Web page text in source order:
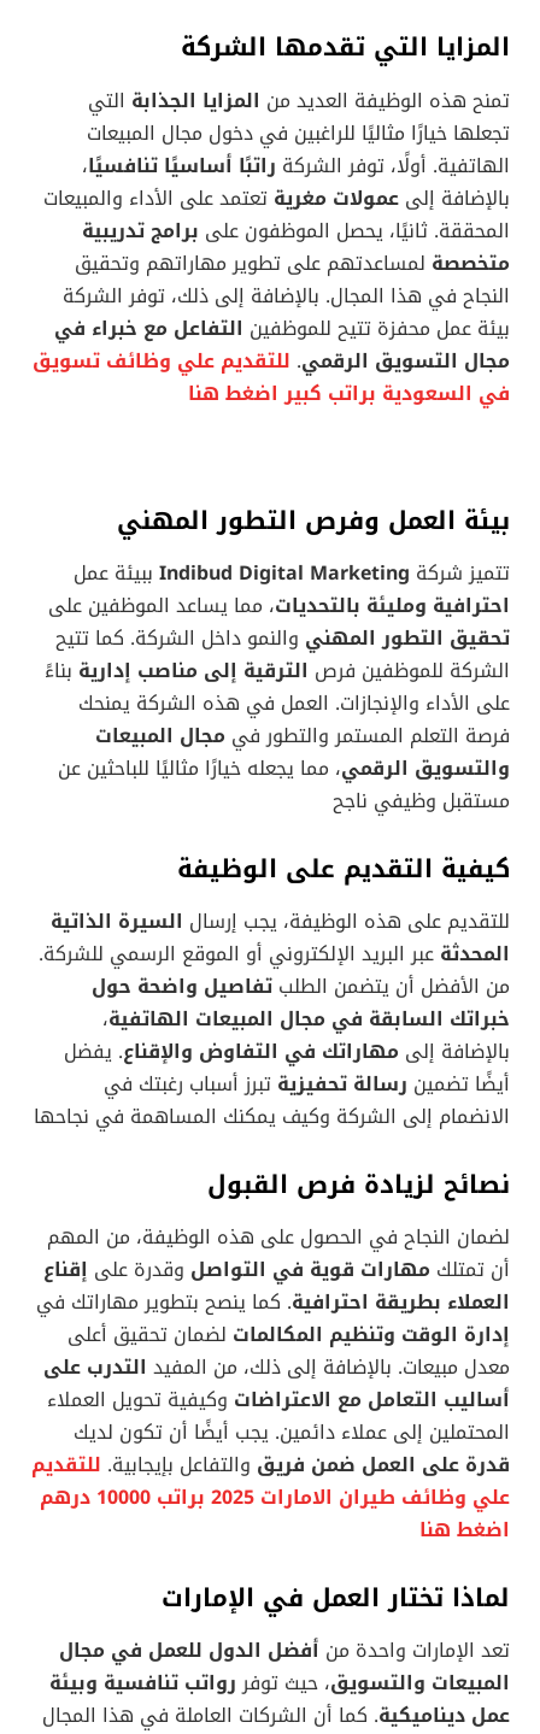
المزايا التي تقدمها الشركة
تمنح هذه الوظيفة العديد من المزايا الجذابة التي
تجعلها خيارًا مثاليًا للراغبين في دخول مجال المبيعات
الهاتفية. أولًا، توفر الشركة راتبًا أساسيًا تنافسيًا،
بالإضافة إلى عمولات مغرية تعتمد على الأداء والمبيعات
المحققة. ثانيًا، يحصل الموظفون على برامج تدريبية
متخصصة لمساعدتهم على تطوير مهاراتهم وتحقيق
النجاح في هذا المجال. بالإضافة إلى ذلك، توفر الشركة
بيئة عمل محفزة تتيح للموظفين التفاعل مع خبراء في
مجال التسويق الرقمي. للتقديم علي وظائف تسويق
في السعودية براتب كبير اضغط هنا
بيئة العمل وفرص التطور المهني
تتميز شركة Indibud Digital Marketing ببيئة عمل
احترافية ومليئة بالتحديات، مما يساعد الموظفين على
تحقيق التطور المهني والنمو داخل الشركة. كما تتيح
الشركة للموظفين فرص الترقية إلى مناصب إدارية بناءً
على الأداء والإنجازات. العمل في هذه الشركة يمنحك
فرصة التعلم المستمر والتطور في مجال المبيعات
والتسويق الرقمي، مما يجعله خيارًا مثاليًا للباحثين عن
مستقبل وظيفي ناجح
كيفية التقديم على الوظيفة
للتقديم على هذه الوظيفة، يجب إرسال السيرة الذاتية
المحدثة عبر البريد الإلكتروني أو الموقع الرسمي للشركة.
من الأفضل أن يتضمن الطلب تفاصيل واضحة حول
خبراتك السابقة في مجال المبيعات الهاتفية،
بالإضافة إلى مهاراتك في التفاوض والإقناع. يفضل
أيضًا تضمين رسالة تحفيزية تبرز أسباب رغبتك في
الانضمام إلى الشركة وكيف يمكنك المساهمة في نجاحها
نصائح لزيادة فرص القبول
لضمان النجاح في الحصول على هذه الوظيفة، من المهم
أن تمتلك مهارات قوية في التواصل وقدرة على إقناع
العملاء بطريقة احترافية. كما ينصح بتطوير مهاراتك في
إدارة الوقت وتنظيم المكالمات لضمان تحقيق أعلى
معدل مبيعات. بالإضافة إلى ذلك، من المفيد التدرب على
أساليب التعامل مع الاعتراضات وكيفية تحويل العملاء
المحتملين إلى عملاء دائمين. يجب أيضًا أن تكون لديك
قدرة على العمل ضمن فريق والتفاعل بإيجابية. للتقديم
علي وظائف طيران الامارات 2025 براتب 10000 درهم
اضغط هنا
لماذا تختار العمل في الإمارات
تعد الإمارات واحدة من أفضل الدول للعمل في مجال
المبيعات والتسويق، حيث توفررواتب تنافسية وبيئة
عمل ديناميكية. كما أن الشركات العاملة في هذا المجال